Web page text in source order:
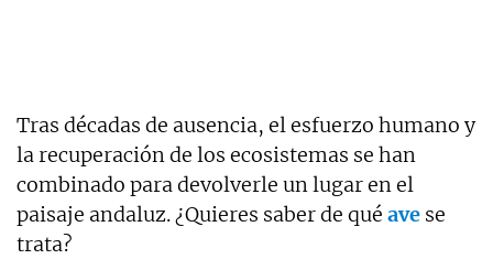
Tras décadas de ausencia, el esfuerzo humano y
la recuperación de los ecosistemas se han
combinado para devolverle un lugar en el
paisaje andaluz. ¿Quieres saber de qué ave se
trata?